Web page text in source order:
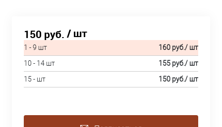
150 руб. / шт
1 - 9 шт 160 руб./ шт
10 - 14 шт
155 руб./ шт
15 - шт
150 руб./ шт